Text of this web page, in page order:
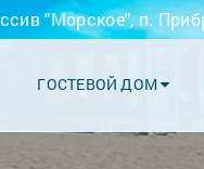
"Морское", п.
ГОСТЕВОЙ ДОМ